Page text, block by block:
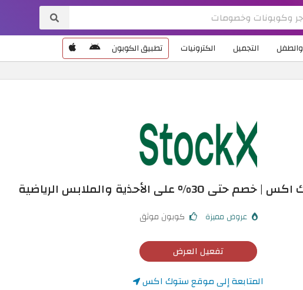
والطفل التجميل الكترونيات تطبيق الكوبون
على الأحذية والملابس الرياضية
عروض مميزة كوبون موثق
تفعيل العرض
المتابعة إلى موقع ستوك اكس